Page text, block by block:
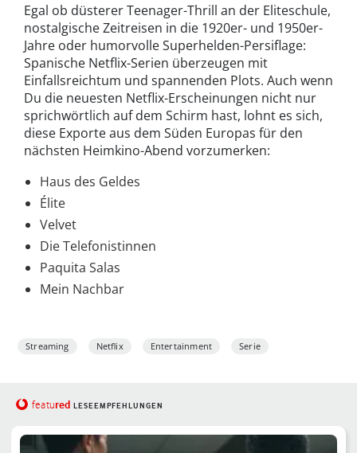
Egal ob düsterer Teenager-Thrill an der Eliteschule,
nostalgische Zeitreisen in die 1920er- und 1950er-
Jahre oder humorvolle Superhelden-Persiflage:
Spanische Netflix-Serien überzeugen mit
Einfallsreichtum und spannenden Plots. Auch wenn
Du die neuesten Netflix-Erscheinungen nicht nur
sprichwörtlich auf dem Schirm hast, lohnt es sich,
diese Exporte aus dem Süden Europas für den
nächsten Heimkino-Abend vorzumerken:
Haus des Geldes
Élite
Velvet
Die Telefonistinnen
Paquita Salas
Mein Nachbar
Streaming Netflix Entertainment Serie
featured LESEEMPFEHLUNGEN